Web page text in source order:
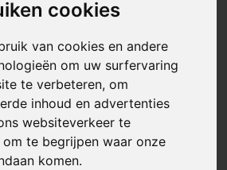
cookies
van cookies en andere
om uw surfervaring
te verbeteren, om
inhoud en advertenties
websiteverkeer te
om te begrijpen waar onze
komen.